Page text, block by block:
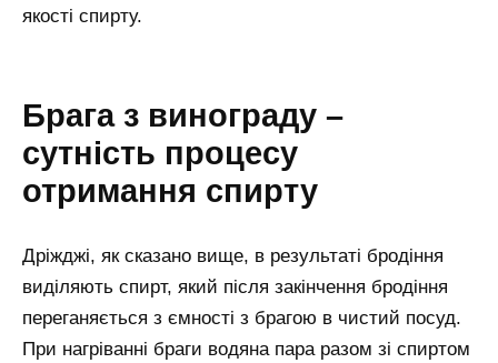
якості спирту.
Брага з винограду –
сутність процесу
отримання спирту
Дріжджі, як сказано вище, в результаті бродіння
виділяють спирт, який після закінчення бродіння
переганяється з ємності з брагою в чистий посуд.
При нагріванні браги водяна пара разом зі спиртом